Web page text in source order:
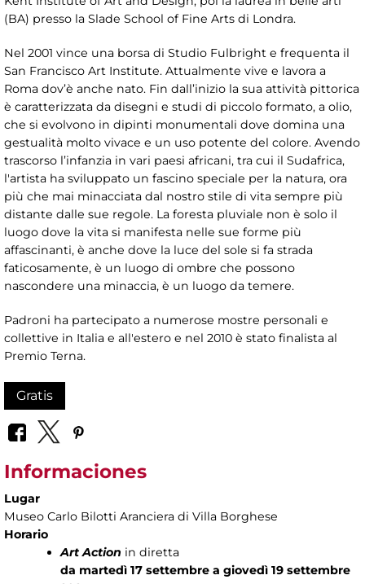
(BA) presso la Slade School of Fine Arts di Londra.
Nel 2001 vince una borsa di Studio Fulbright e frequenta il
San Francisco Art Institute. Attualmente vive e lavora a
Roma dov’è anche nato. Fin dall’inizio la sua attività pittorica
è caratterizzata da disegni e studi di piccolo formato, a olio,
che si evolvono in dipinti monumentali dove domina una
gestualità molto vivace e un uso potente del colore. Avendo
trascorso l’infanzia in vari paesi africani, tra cui il Sudafrica,
l'artista ha sviluppato un fascino speciale per la natura, ora
più che mai minacciata dal nostro stile di vita sempre più
distante dalle sue regole. La foresta pluviale non è solo il
luogo dove la vita si manifesta nelle sue forme più
affascinanti, è anche dove la luce del sole si fa strada
faticosamente, è un luogo di ombre che possono
nascondere una minaccia, è un luogo da temere.
Padroni ha partecipato a numerose mostre personali e
collettive in Italia e all'estero e nel 2010 è stato finalista al
Premio Terna.
Gratis
Informaciones
Lugar
Museo Carlo Bilotti Aranciera di Villa Borghese
Horario
Art Action in diretta
da martedì 17 settembre a giovedì 19 settembre